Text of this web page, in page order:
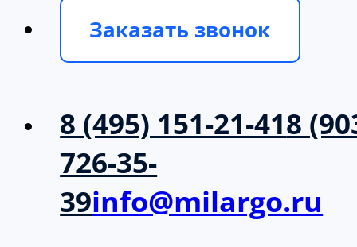
Заказать звонок
8 (495) 151-21-418
726-35-
39info@milargo.ru